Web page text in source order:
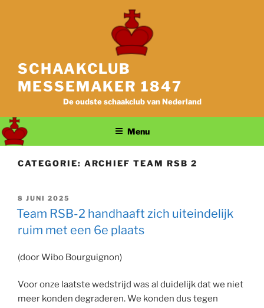
SCHAAKCLUB
MESSEMAKER 1847
De oudste schaakclub van Nederland
Menu
CATEGORIE: ARCHIEF TEAM RSB 2
GEPLAATST
OP
8 JUNI 2025
Team RSB-2 handhaaft zich uiteindelijk
ruim met een 6e plaats
(door Wibo Bourguignon)
Voor onze laatste wedstrijd was al duidelijk dat we niet
meer konden degraderen. We konden dus tegen